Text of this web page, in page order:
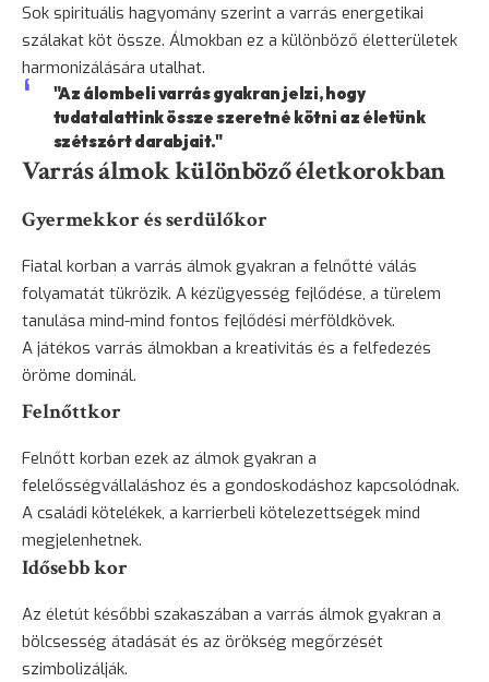
Sok spirituális hagyomány szerint a varrás energetikai
szálakat köt össze. Álmokban ez a különböző életterületek
harmonizálására utalhat.
"Az álombeli varrás gyakran jelzi, hogy
tudatalattink össze szeretné kötni az életünk
szétszórt darabjait."
Varrás álmok különböző életkorokban
Gyermekkor és serdülőkor
Fiatal korban a varrás álmok gyakran a felnőtté válás
folyamatát tükrözik. A kézügyesség fejlődése, a türelem
tanulása mind-mind fontos fejlődési mérföldkövek.
A játékos varrás álmokban a kreativitás és a felfedezés
öröme dominál.
Felnőttkor
Felnőtt korban ezek az álmok gyakran a
felelősségvállaláshoz és a gondoskodáshoz kapcsolódnak.
A családi kötelékek, a karrierbeli kötelezettségek mind
megjelenhetnek.
Idősebb kor
Az életút későbbi szakaszában a varrás álmok gyakran a
bölcsesség átadását és az örökség megőrzését
szimbolizálják.